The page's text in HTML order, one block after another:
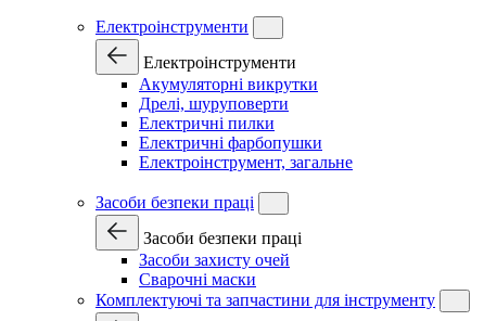
Електроінструменти
Електроінструменти
Акумуляторні викрутки
Дрелі, шуруповерти
Електричні пилки
Електричні фарбопушки
Електроінструмент, загальне
Засоби безпеки праці
Засоби безпеки праці
Засоби захисту очей
Сварочні маски
Комплектуючі та запчастини для інструменту